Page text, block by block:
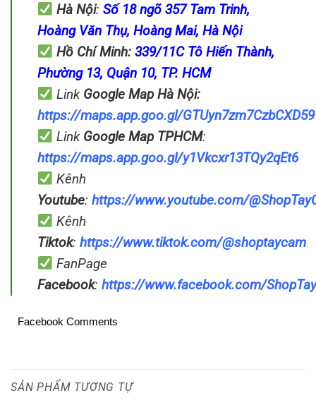
Hà Nội: Số 18 ngõ 357 Tam Trinh,
Hoàng Văn Thụ, Hoàng Mai, Hà Nội
Hồ Chí Minh: 339/11C Tô Hiến Thành,
Phường 13, Quận 10, TP. HCM
Link Google Map Hà Nội:
https://maps.app.goo.gl/GTUyn7zm7CzbCXD59
Link Google Map TPHCM:
https://maps.app.goo.gl/y1Vkcxr13TQy2qEt6
Kênh
Youtube: https://www.youtube.com/
Kênh
Tiktok: https://www.tiktok.com/@shoptaycam
FanPage
Facebook: https://www.facebook.com/
Facebook Comments
SẢN PHẨM TƯƠNG TỰ